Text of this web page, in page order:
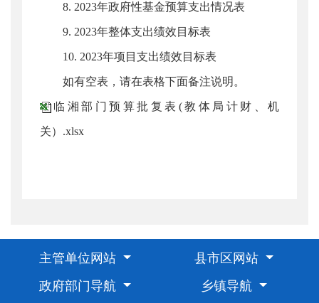
8. 2023年政府性基金预算支出情况表
9. 2023年整体支出绩效目标表
10. 2023年项目支出绩效目标表
如有空表，请在表格下面备注说明。
临湘部门预算批复表(教体局计财、机
关）.xlsx
主管单位网站
县市区网站
政府部门导航
乡镇导航